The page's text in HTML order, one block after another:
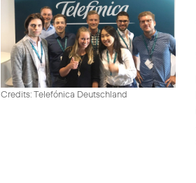
Credits: Telefónica Deutschland